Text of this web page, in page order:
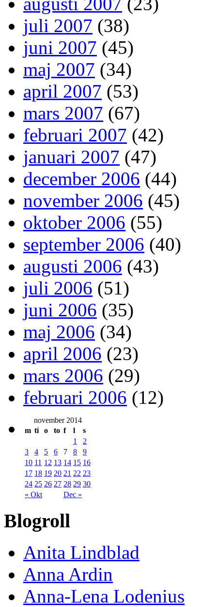
juli 2007 (38)
juni 2007 (45)
maj 2007 (34)
april 2007 (53)
mars 2007 (67)
februari 2007 (42)
januari 2007 (47)
december 2006 (44)
november 2006 (45)
oktober 2006 (55)
september 2006 (40)
augusti 2006 (43)
juli 2006 (51)
juni 2006 (35)
maj 2006 (34)
april 2006 (23)
mars 2006 (29)
februari 2006 (12)
november 2014
m ti o to f l s
« Okt Dec »
1
2
3
4 5 6 7 8
9
10 11 12 13 14 15 16
17 18 19 20 21 22 23
24 25 26 27 28 29 30
Blogroll
Anita Lindblad
Anna Ardin
Anna-Lena Lodenius